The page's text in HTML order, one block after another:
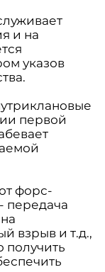
и на
указов
первой
форс-
передача
взрыв и т.д.,